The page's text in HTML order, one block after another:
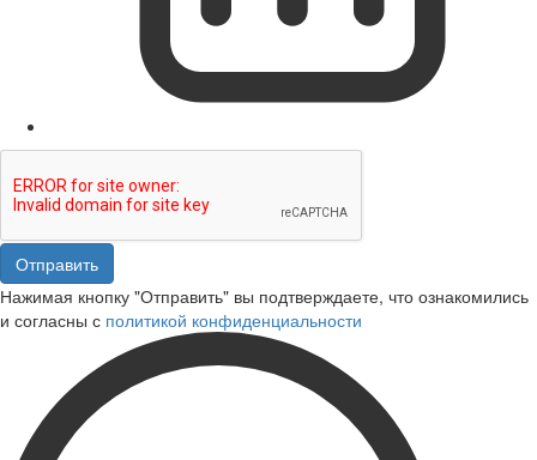
Отправить
Нажимая кнопку "Отправить" вы подтверждаете, что ознакомились
и согласны с политикой конфиденциальности